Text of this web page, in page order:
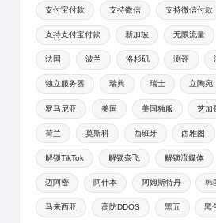
支付宝付款 支持微信 支持微信付款
支持支付宝付款 新加坡 无限流量
法国 波兰 洛杉矶 测评
独立服务器 瑞典 瑞士 立陶宛
罗马尼亚 美国 美国独服 芝加
荷兰 莫斯科 西班牙 西雅图
解锁TikTok 解锁奈飞 解锁流媒体
迈阿密 阿什本 阿姆斯特丹 韩
马来西亚 高防DDOS 黑五 黑